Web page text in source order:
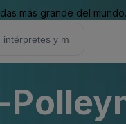
más grande del